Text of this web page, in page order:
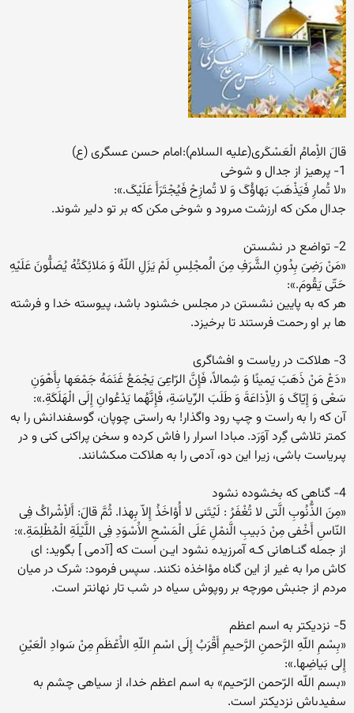
قالَ الاِْمامُ الْعَسْکَرى(علیه السلام):امام حسن عسگری (ع)
1- پرهیز از جدال و شوخى
«لا تُمارِ فَیَذْهَبَ بَهاؤُکَ وَ لا تُمازِحْ فَیُجْتَرَأَ عَلَیْکَ.»:
جدال مکن که ارزشت مىرود و شوخى مکن که بر تو دلیر شوند.
2- تواضع در نشستن
«مَنْ رَضِىَ بِدُونِ الشَّرَفِ مِنَ الَْمجْلِسِ لَمْ یَزَلِ اللّهُ وَ مَلائِکَتُهُ یُصَلُّونَ عَلَیْهِ
حَتّى یَقُومَ.»:
هر که به پایین نشستن در مجلس خشنود باشد، پیوسته خدا و فرشته
ها بر او رحمت فرستند تا برخیزد.
3- هلاکت در ریاست و افشاگرى
«دَعْ مَنْ ذَهَبَ یَمینًا وَ شِمالاً، فَإِنَّ الرّاعِىَ یَجْمَعُ غَنَمَهُ جَمْعَها بِأَهْوَنِ
سَعْى وَ إِیّاکَ وَ الاِْذاعَةَ وَ طَلَبَ الرِّیاسَةِ، فَإِنَّهُما یَدْعُوانِ إِلَى الْهَلَکَةِ.»:
آن که را به راست و چپ رود واگذار! به راستى چوپان، گوسفندانش را به
کمتر تلاشى گِرد آوَرَد. مبادا اسرار را فاش کرده و سخن پراکنى کنى و در
پىریاست باشى، زیرا این دو، آدمى را به هلاکت مىکشانند.
4- گناهى که بخشوده نشود
«مِنَ الذُّنُوبِ الَّتى لا تُغْفَرُ : لَیْتَنى لا أُؤاخَذُ إِلاّ بِهذا. ثُمَّ قالَ: أَلاِْشْراکُ فِى
النّاسِ أَخْفى مِنْ دَبیبِ الَّنمْلِ عَلَى الْمَسْحِ الاَْسْوَدِ فِى اللَّیْلَةِ الْمُظْلِمَةِ.»:
از جمله گنـاهانى کـه آمرزیده نشود ایـن است که [آدمى ] بگوید: اى
کاش مرا به غیر از این گناه مؤاخذه نکنند. سپس فرمود: شرک در میان
مردم از جنبش مورچه بر روپوش سیاه در شب تار نهانتر است.
5- نزدیکتر به اسم اعظم
«بِسْمِ اللّهِ الرَّحمنِ الرَّحیمِ أَقْرَبُ إِلَى اسْمِ اللّهِ الاَْعْظَمِ مِنْ سَوادِ الْعَیْنِ
إِلى بَیاضِها.»:
«بسم اللّه الرّحمن الرّحیم» به اسم اعظم خدا، از سیاهى چشم به
سفیدىاش نزدیکتر است.